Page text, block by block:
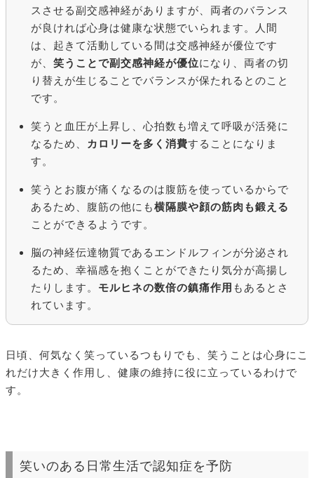
スさせる副交感神経がありますが、両者のバランス
が良ければ心身は健康な状態でいられます。人間
は、起きて活動している間は交感神経が優位です
が、 笑うことで副交感神経が優位になり、両者の切
り替えが生じることでバランスが保たれるとのこと
です。
笑うと血圧が上昇し、心拍数も増えて呼吸が活発に
なるため、
カロリーを多く消費することになりま
す。
笑うとお腹が痛くなるのは腹筋を使っているからで
あるため、腹筋の他にも横隔膜や顔の筋肉も鍛える
ことができるようです。
脳の神経伝達物質であるエンドルフィンが分泌され
るため、幸福感を抱くことができたり気分が高揚し
たりします。 モルヒネの数倍の鎮痛作用 もあるとさ
れています。
日頃、何気なく笑っているつもりでも、笑うことは心身にこ
れだけ大きく作用し、健康の維持に役に立っているわけで
す。
笑いのある日常生活で認知症を予防